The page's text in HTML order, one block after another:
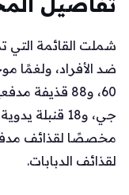
لقذائف الدبابات.